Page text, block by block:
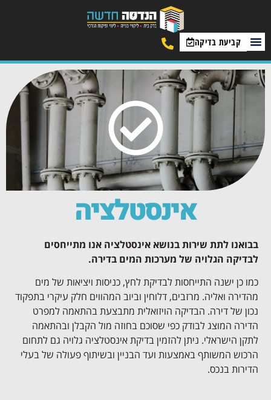
קביעת בדיקה
אינסטלציה
בבואנו לתת שירות בנושא אינסטלציה אנו מתייחסים
לבדיקה הגלויה של מערכות המים בדירה.
כמו כן ישנה התייחסות לבדיקת לחץ, כניסות ויציאות של מים
מהדירה ואליה. מרזבים, דלוחין וביוב המהווים חלק עיקרי בתפקוד
נכון של דירה. הבדיקה הויזואלית מתבצעת בהתאמה למפרט
הדירה המוצג לבודק כפי שסוכם בחוזה מול הקבלן ובהתאמה
לתקן הישראלי. ניתן להזמין בדיקת אינסטלציה גלויה גם לתחום
הרכוש המשותף באמצעות ועד הבניין ובשיתוף פעולה של בעלי
הדירות בנכס.